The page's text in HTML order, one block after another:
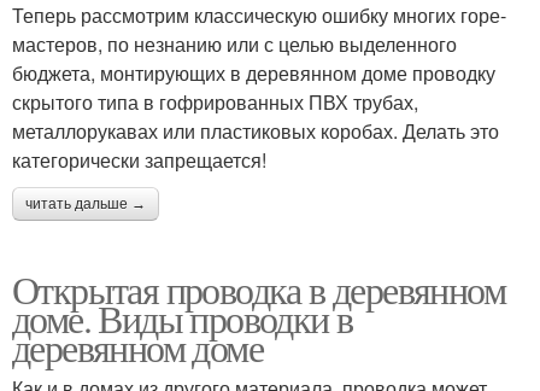
Теперь рассмотрим классическую ошибку многих горе-
мастеров, по незнанию или с целью выделенного
бюджета, монтирующих в деревянном доме проводку
скрытого типа в гофрированных ПВХ трубах,
металлорукавах или пластиковых коробах. Делать это
категорически запрещается!
читать дальше →
Открытая проводка в деревянном
доме. Виды проводки в
деревянном доме